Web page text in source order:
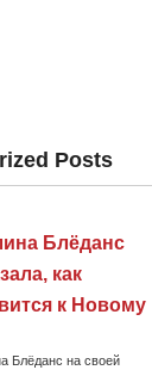
Posts
Блёданс
как
к Новому
Блёданс на своей